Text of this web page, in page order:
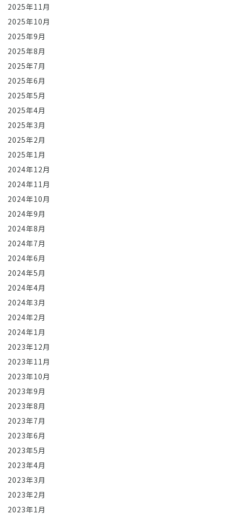
2025年11月
2025年10月
2025年9月
2025年8月
2025年7月
2025年6月
2025年5月
2025年4月
2025年3月
2025年2月
2025年1月
2024年12月
2024年11月
2024年10月
2024年9月
2024年8月
2024年7月
2024年6月
2024年5月
2024年4月
2024年3月
2024年2月
2024年1月
2023年12月
2023年11月
2023年10月
2023年9月
2023年8月
2023年7月
2023年6月
2023年5月
2023年4月
2023年3月
2023年2月
2023年1月